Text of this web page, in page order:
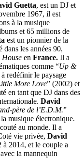
Guetta, est un DJ et
1967, il est
à la musique
et 65 millions de
est un pionnier de la
dans les années 90,
House en France. Il a
comme “Up &
redéfinir le paysage
More Love” (2002) et
en tant que DJ dans des
David
père de l’E.D.M.”
musique électronique.
au monde. Il a
vie privée, David
à 2014, et le couple a
la mannequin